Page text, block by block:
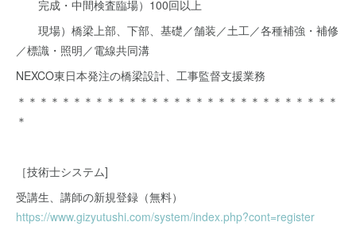
完成・中間検査臨場）100回以上
現場）橋梁上部、下部、基礎／舗装／土工／各種補強・補修
／標識・照明／電線共同溝
NEXCO東日本発注の橋梁設計、工事監督支援業務
＊＊＊＊＊＊＊＊＊＊＊＊＊＊＊＊＊＊＊＊＊＊＊＊＊＊＊＊＊
＊
［技術士システム]
受講生、講師の新規登録（無料）
https://www.gizyutushi.com/system/index.php?cont=register